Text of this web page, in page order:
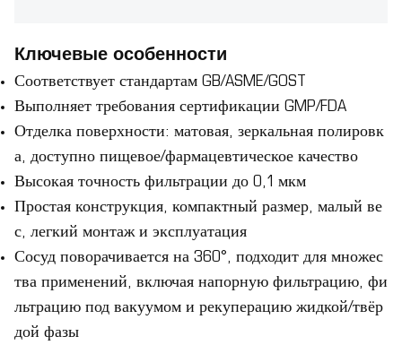
Ключевые особенности
Соответствует стандартам GB/ASME/GOST
Выполняет требования сертификации GMP/FDA
Отделка поверхности: матовая, зеркальная полировк
а, доступно пищевое/фармацевтическое качество
Высокая точность фильтрации до 0,1 мкм
Простая конструкция, компактный размер, малый ве
с, легкий монтаж и эксплуатация
Сосуд поворачивается на 360°, подходит для множес
тва применений, включая напорную фильтрацию, фи
льтрацию под вакуумом и рекуперацию жидкой/твёр
дой фазы